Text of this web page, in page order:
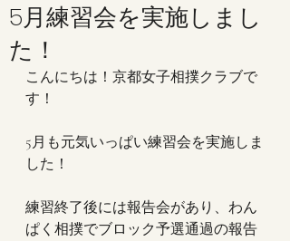
5月練習会を実施しまし
た！
こんにちは！京都女子相撲クラブで
す！
5月も元気いっぱい練習会を実施しま
した！
練習終了後には報告会があり、わん
ぱく相撲でブロック予選通過の報告